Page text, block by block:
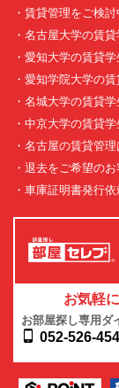
・賃貸管理をご検
・名古屋大学の賃
・愛知大学の賃貸
・愛知学院大学の
・名城大学の賃貸
・中京大学の賃貸
・名古屋の賃貸管
・退去をご希望のお
・車庫証明書発行依
お気軽
お部屋探し専用ダ
052-526-